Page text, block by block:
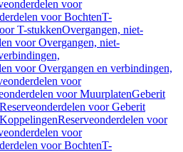
voor
voor BochtenT-
T-stukkenOvergangen, niet-
voor Overgangen, niet-
voor Overgangen en verbindingen,
voor
voor MuurplatenGeberit
Reserveonderdelen voor Geberit
KoppelingenReserveonderdelen voor
voor
voor BochtenT-